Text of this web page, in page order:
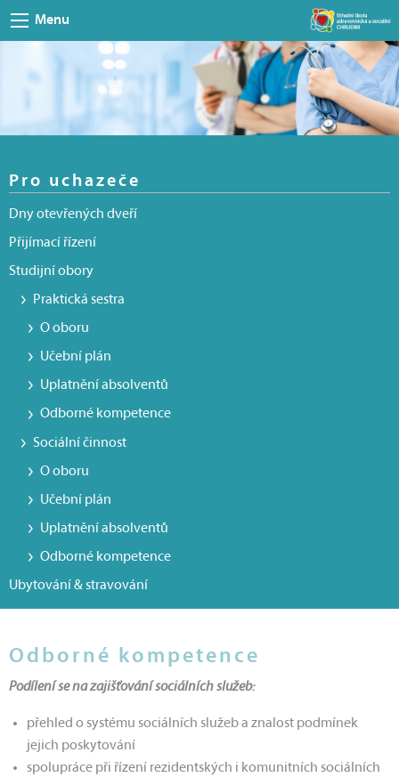
Menu
Pro uchazeče
Dny otevřených dveří
Přijímací řízení
Studijní obory
Praktická sestra
O oboru
Učební plán
Uplatnění absolventů
Odborné kompetence
Sociální činnost
O oboru
Učební plán
Uplatnění absolventů
Odborné kompetence
Ubytování & stravování
Odborné kompetence
Podílení se na zajišťování sociálních služeb:
přehled o systému sociálních služeb a znalost podmínek
jejich poskytování
spolupráce při řízení rezidentských i komunitních sociálních